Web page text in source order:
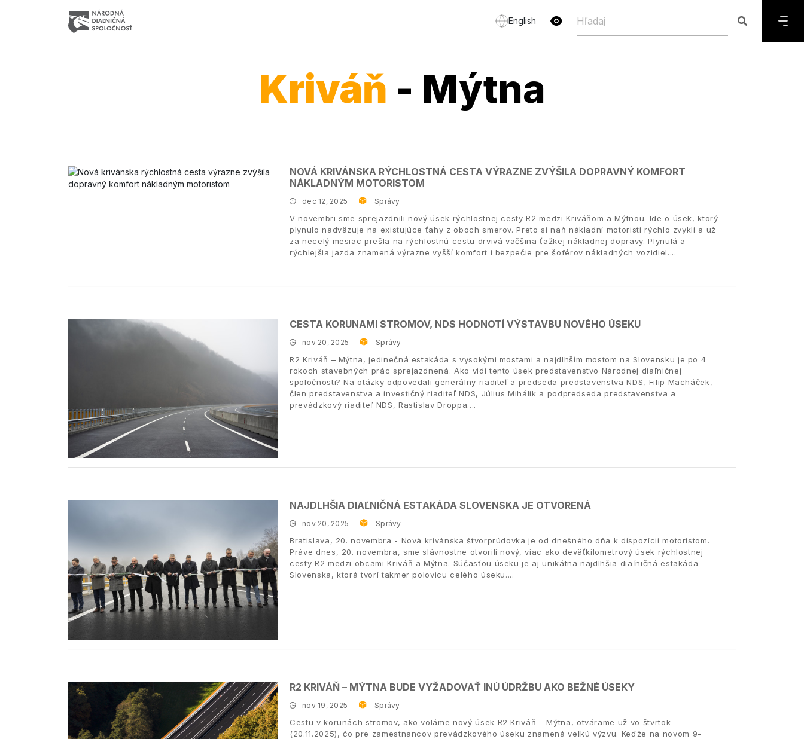
English
Kriváň - Mýtna
NOVÁ KRIVÁNSKA RÝCHLOSTNÁ CESTA VÝRAZNE ZVÝŠILA DOPRAVNÝ KOMFORT
NÁKLADNÝM MOTORISTOM
dec 12, 2025 Správy
V novembri sme sprejazdnili nový úsek rýchlostnej cesty R2 medzi Kriváňom a Mýtnou. Ide o úsek, ktorý
plynulo nadväzuje na existujúce ťahy z oboch smerov. Preto si naň nákladní motoristi rýchlo zvykli a už
za necelý mesiac prešla na rýchlostnú cestu drvivá väčšina ťažkej nákladnej dopravy. Plynulá a
rýchlejšia jazda znamená výrazne vyšší komfort i bezpečie pre šoférov nákladných vozidiel.
CESTA KORUNAMI STROMOV, NDS HODNOTÍ VÝSTAVBU NOVÉHO ÚSEKU
nov 20, 2025 Správy
R2 Kriváň – Mýtna, jedinečná estakáda s vysokými mostami a najdlhším mostom na Slovensku je po 4
rokoch stavebných prác sprejazdnená. Ako vidí tento úsek predstavenstvo Národnej diaľničnej
spoločnosti? Na otázky odpovedali generálny riaditeľ a predseda predstavenstva NDS, Filip Macháček,
člen predstavenstva a investičný riaditeľ NDS, Július Mihálik a podpredseda predstavenstva a
prevádzkový riaditeľ NDS, Rastislav Droppa.
NAJDLHŠIA DIAĽNIČNÁ ESTAKÁDA SLOVENSKA JE OTVORENÁ
nov 20, 2025 Správy
Bratislava, 20. novembra - Nová krivánska štvorprúdovka je od dnešného dňa k dispozícii motoristom.
Práve dnes, 20. novembra, sme slávnostne otvorili nový, viac ako deväťkilometrový úsek rýchlostnej
cesty R2 medzi obcami Kriváň a Mýtna. Súčasťou úseku je aj unikátna najdlhšia diaľničná estakáda
Slovenska, ktorá tvorí takmer polovicu celého úseku.
R2 KRIVÁŇ – MÝTNA BUDE VYŽADOVAŤ INÚ ÚDRŽBU AKO BEŽNÉ ÚSEKY
nov 19, 2025 Správy
Cestu v korunách stromov, ako voláme nový úsek R2 Kriváň – Mýtna, otvárame už vo štvrtok
(20.11.2025), čo pre zamestnancov prevádzkového úseku znamená veľkú výzvu. Keďže na novom 9-